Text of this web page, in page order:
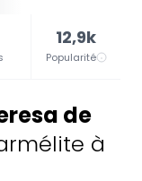
12,9k
Popularité
de
à